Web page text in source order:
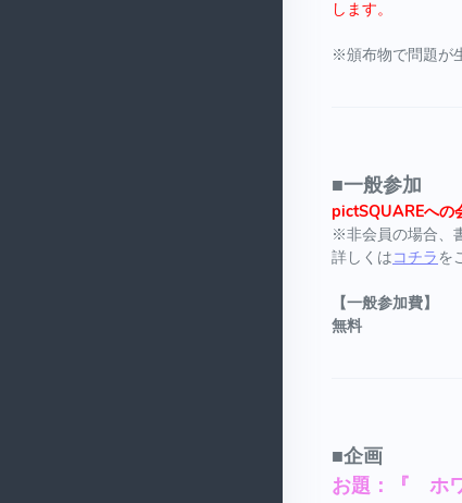
します。
※頒布物で問題が
■一般参加
pictSQUAREへの
※非会員の場合、
詳しくはコチラを
【一般参加費】
無料
■企画
お題：『 ホ